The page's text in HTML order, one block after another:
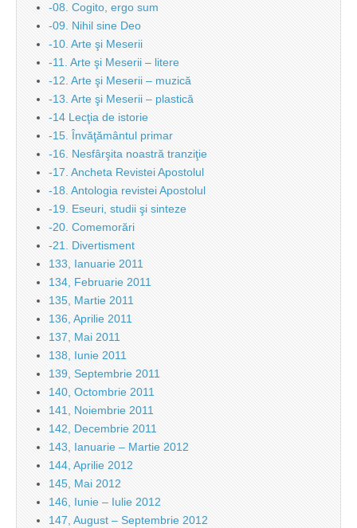
-08. Cogito, ergo sum
-09. Nihil sine Deo
-10. Arte şi Meserii
-11. Arte şi Meserii – litere
-12. Arte şi Meserii – muzică
-13. Arte şi Meserii – plastică
-14 Lecţia de istorie
-15. Învăţământul primar
-16. Nesfârşita noastră tranziţie
-17. Ancheta Revistei Apostolul
-18. Antologia revistei Apostolul
-19. Eseuri, studii şi sinteze
-20. Comemorări
-21. Divertisment
133, Ianuarie 2011
134, Februarie 2011
135, Martie 2011
136, Aprilie 2011
137, Mai 2011
138, Iunie 2011
139, Septembrie 2011
140, Octombrie 2011
141, Noiembrie 2011
142, Decembrie 2011
143, Ianuarie – Martie 2012
144, Aprilie 2012
145, Mai 2012
146, Iunie – Iulie 2012
147, August – Septembrie 2012